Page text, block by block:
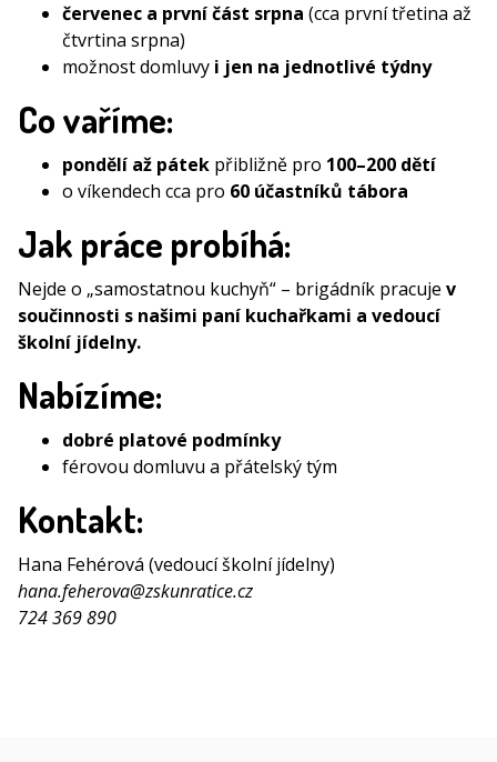
červenec a první část srpna (cca první třetina až
čtvrtina srpna)
možnost domluvy i jen na jednotlivé týdny
Co vaříme:
pondělí až pátek přibližně pro 100–200 dětí
o víkendech cca pro 60 účastníků tábora
Jak práce probíhá:
Nejde o „samostatnou kuchyň“ – brigádník pracuje v
součinnosti s našimi paní kuchařkami a vedoucí
školní jídelny.
Nabízíme:
dobré platové podmínky
férovou domluvu a přátelský tým
Kontakt:
Hana Fehérová (vedoucí školní jídelny)
hana.feherova@zskunratice.cz
724 369 890